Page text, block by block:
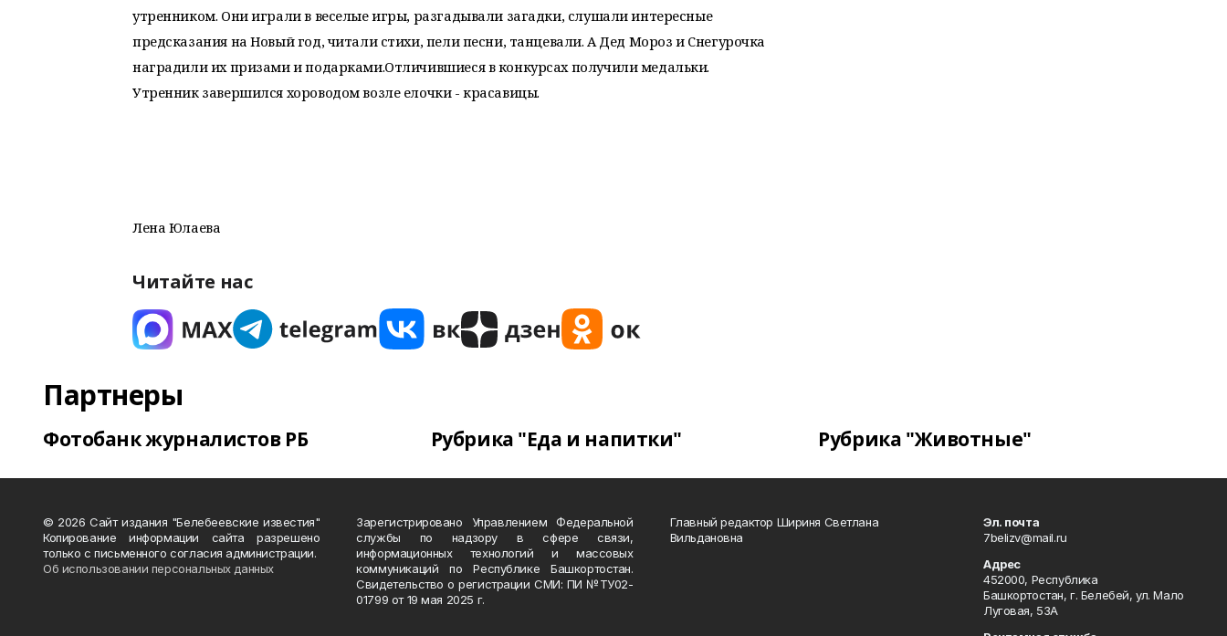
утренником. Они играли в веселые игры, разгадывали загадки, слушали интересные
предсказания на Новый год, читали стихи, пели песни, танцевали. А Дед Мороз и Снегурочка
наградили их призами и подарками.Отличившиеся в конкурсах получили медальки.
Утренник завершился хороводом возле елочки - красавицы.
Лена Юлаева
Читайте нас
Партнеры
Фотобанк журналистов РБ Рубрика "Еда и напитки" Рубрика "Животные"
© 2026 Сайт издания "Белебеевские известия"
Копирование информации сайта разрешено
только с письменного согласия администрации.
Об использовании персональных данных
Зарегистрировано Управлением Федеральной
службы по надзору в сфере связи,
информационных технологий и массовых
коммуникаций по Республике Башкортостан.
Свидетельство о регистрации СМИ: ПИ №ТУ02-
01799 от 19 мая 2025 г.
Главный редактор Шириня Светлана
Вильдановна
Эл. почта
7belizv@mail.ru
Адрес
452000, Республика
Башкортостан, г. Белебей, ул. Мало
Луговая, 53А